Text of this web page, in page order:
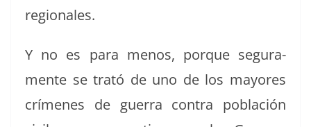
regionales.
Y no es para menos, porque segu­ra­
mente se trató de uno de los may­ores
crímenes de guer­ra con­tra población